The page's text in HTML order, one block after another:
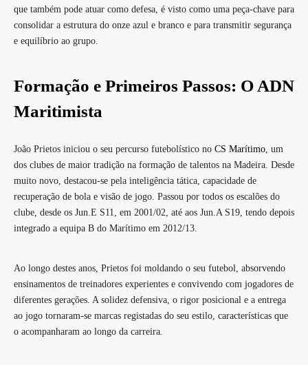
que também pode atuar como defesa, é visto como uma peça-chave para
consolidar a estrutura do onze azul e branco e para transmitir segurança
e equilíbrio ao grupo.
Formação e Primeiros Passos: O ADN
Maritimista
João Prietos iniciou o seu percurso futebolístico no CS Marítimo, um
dos clubes de maior tradição na formação de talentos na Madeira. Desde
muito novo, destacou-se pela inteligência tática, capacidade de
recuperação de bola e visão de jogo. Passou por todos os escalões do
clube, desde os Jun.E S11, em 2001/02, até aos Jun.A S19, tendo depois
integrado a equipa B do Marítimo em 2012/13.
Ao longo destes anos, Prietos foi moldando o seu futebol, absorvendo
ensinamentos de treinadores experientes e convivendo com jogadores de
diferentes gerações. A solidez defensiva, o rigor posicional e a entrega
ao jogo tornaram-se marcas registadas do seu estilo, características que
o acompanharam ao longo da carreira.